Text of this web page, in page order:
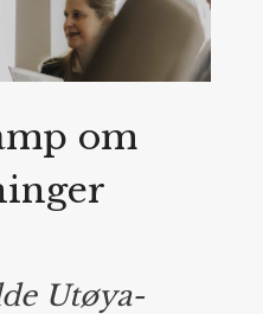
om
Utøya-